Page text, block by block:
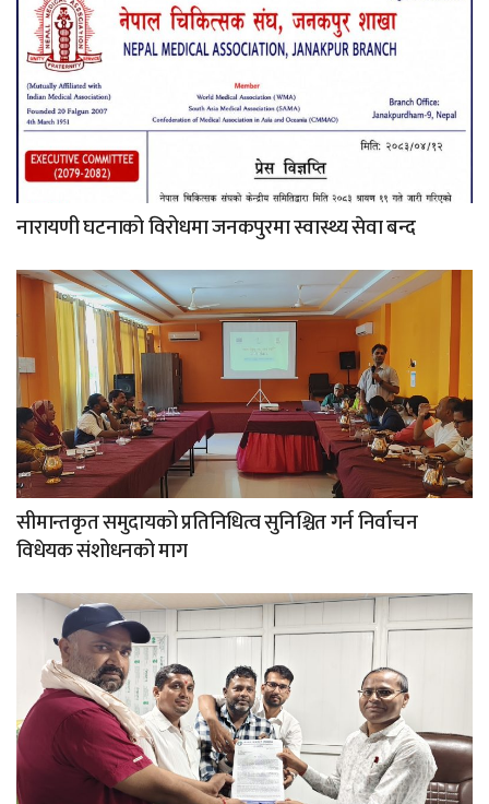
नारायणी घटनाको विरोधमा जनकपुरमा स्वास्थ्य सेवा बन्द
सीमान्तकृत समुदायको प्रतिनिधित्व सुनिश्चित गर्न निर्वाचन
विधेयक संशोधनको माग